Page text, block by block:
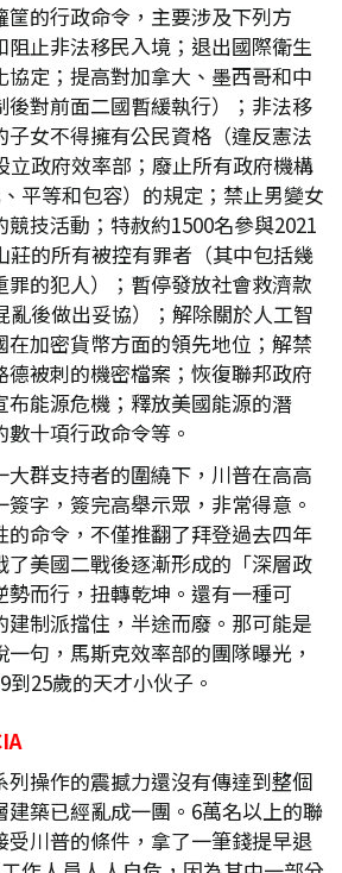
筐的行政命令，主要涉及下列方
阻止非法移民入境；退出國際衛生
定；提高對加拿大、墨西哥和中
後對前面二國暫緩執行）；非法移
子女不得擁有公民資格（違反憲法
立政府效率部；廢止所有政府機構
平等和包容）的規定；禁止男變女
技活動；特赦約1500名參與2021
莊的所有被控有罪者（其中包括幾
的犯人）；暫停發放社會救濟款
亂後做出妥協）；解除關於人工智
在加密貨幣方面的領先地位；解禁
德被刺的機密檔案；恢復聯邦政府
布能源危機；釋放美國能源的潛
十項行政命令等。
大群支持者的圍繞下，川普在高高
字，簽完高舉示眾，非常得意。
的命令，不僅推翻了拜登過去四年
了美國二戰後逐漸形成的「深層政
而行，扭轉乾坤。還有一種可
建制派擋住，半途而廢。那可能是
句，馬斯克效率部的團隊曝光，
25歲的天才小伙子。
列操作的震撼力還沒有傳達到整個
建築已經亂成一團。6萬名以上的聯
受川普的條件，拿了一筆錢提早退